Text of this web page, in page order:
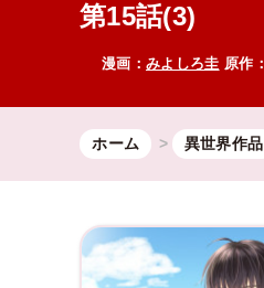
第15話(3)
漫画： みよしろ圭 原作：
ホーム 異世界作品